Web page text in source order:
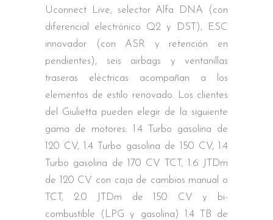
Uconnect Live, selector Alfa DNA (con
diferencial electrónico Q2 y DST), ESC
innovador (con ASR y retención en
pendientes), seis airbags y ventanillas
traseras eléctricas acompañan a los
elementos de estilo renovado. Los clientes
del Giulietta pueden elegir de la siguiente
gama de motores: 1.4 Turbo gasolina de
120 CV, 1.4 Turbo gasolina de 150 CV, 1.4
Turbo gasolina de 170 CV TCT, 1.6 JTDm
de 120 CV con caja de cambios manual o
TCT, 2.0 JTDm de 150 CV y bi-
combustible (LPG y gasolina) 1.4 TB de